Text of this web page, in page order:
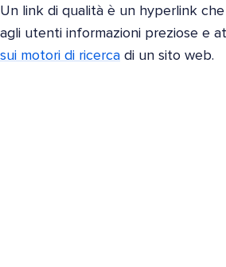
Un link di qualità è un hyperlink
agli utenti informazioni preziose e
sui motori di ricerca di un sito web.